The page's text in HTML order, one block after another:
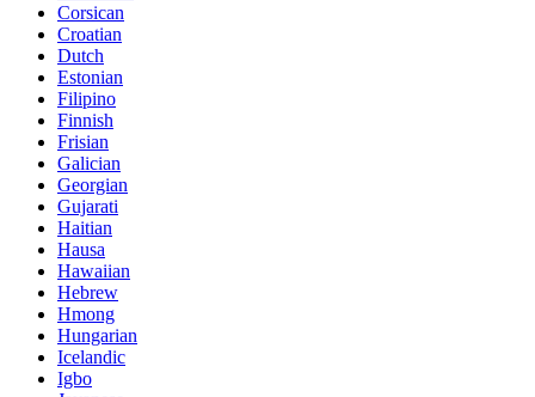
Corsican
Croatian
Dutch
Estonian
Filipino
Finnish
Frisian
Galician
Georgian
Gujarati
Haitian
Hausa
Hawaiian
Hebrew
Hmong
Hungarian
Icelandic
Igbo